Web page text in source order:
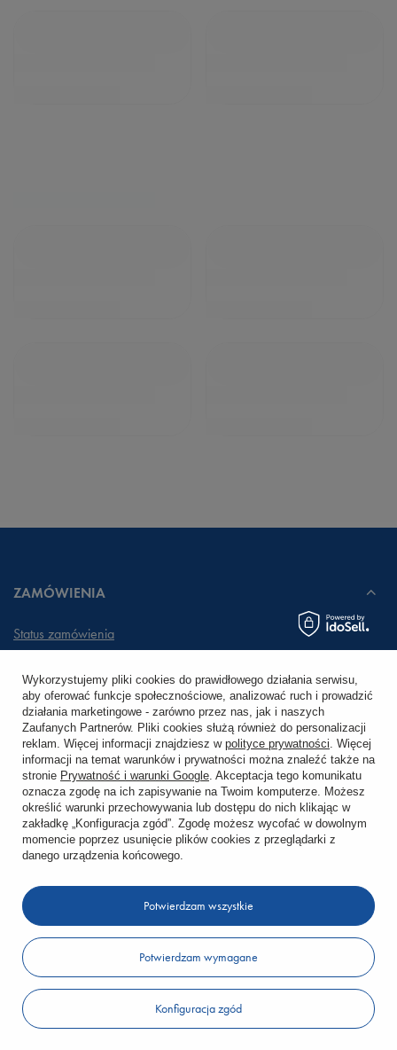
ZAMÓWIENIA
Status zamówienia
Chcę zareklamować produkt
Chcę zwrócić produkt
Chcę wymienić towar
KONTO
KONTAKT
W sklepie prezentujemy ceny brutto (z VAT).
Wykorzystujemy pliki cookies do prawidłowego działania serwisu,
aby oferować funkcje społecznościowe, analizować ruch i prowadzić
działania marketingowe - zarówno przez nas, jak i naszych
Zaufanych Partnerów. Pliki cookies służą również do personalizacji
reklam. Więcej informacji znajdziesz w polityce prywatności. Więcej
informacji na temat warunków i prywatności można znaleźć także na
stronie Prywatność i warunki Google. Akceptacja tego komunikatu
oznacza zgodę na ich zapisywanie na Twoim komputerze. Możesz
określić warunki przechowywania lub dostępu do nich klikając w
zakładkę „Konfiguracja zgód”. Zgodę możesz wycofać w dowolnym
momencie poprzez usunięcie plików cookies z przeglądarki z
danego urządzenia końcowego.
Potwierdzam wymagane
Konfiguracja zgód
Potwierdzam wszystkie